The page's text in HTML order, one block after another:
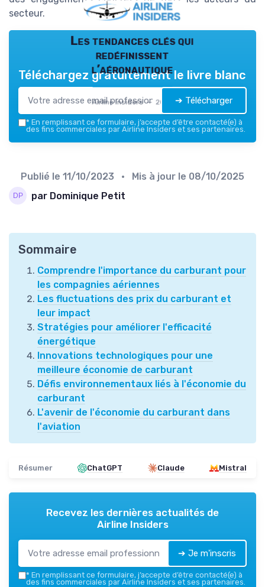
secteur.
Les tendances clés qui
redéfinissent
l’aéronautique
Airline Insiders — 2026
Téléchargez gratuitement le livre blanc
➔ Télécharger
* En remplissant ce formulaire, j’accepte d’être contacté(e) à
des fins commerciales par Airline Insiders et ses partenaires.
Publié le 11/10/2023 • Mis à jour le 08/10/2025
par Dominique Petit
Sommaire
Comprendre l'importance du carburant pour
les compagnies aériennes
Les fluctuations des prix du carburant et
leur impact
Stratégies pour améliorer l'efficacité
énergétique
Innovations technologiques pour une
meilleure économie de carburant
Défis environnementaux liés à l'économie du
carburant
L'avenir de l'économie du carburant dans
l'aviation
Résumer ChatGPT Claude Mistral
Recevez les dernières actualités de
Airline Insiders
➔ Je m'inscris
* En remplissant ce formulaire, j’accepte d’être contacté(e) à
des fins commerciales par Airline Insiders et ses partenaires.